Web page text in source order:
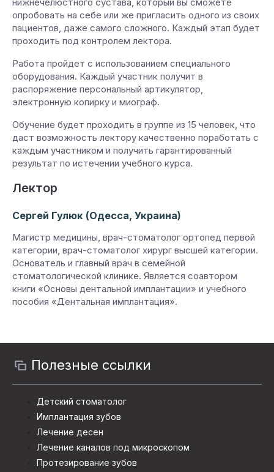
опробовать на себе или же пригласить одного из своих
пациентов, даже самого сложного. Каждый этап будет
проходить под контролем лектора.
Работа пройдет с использованием специального
оборудования. Каждый участник получит в
распоряжение персональный артикулятор,
электронную копирку и миограф.
Обучение будет проходить в группе из 15 человек, что
даст возможность лектору качественно поработать с
каждым участником и получить гарантированный
результат по истечении учебного курса.
Лектор
Сергей Гулюк (Одесса, Украина)
Магистр медицины, врач-стоматолог ортопед первой
категории, врач-стоматолог хирург высшей категории.
Основатель и главный врач в семейной
стоматологической клинике. Является соавтором
книги «Основы дентальной имплантации» и учебного
пособия «Дентальная имплантация».
Полезные ссылки
Детский стоматолог
Имплантация зубов
Лечение десен
Лечение каналов под микроскопом
Протезирование зубов